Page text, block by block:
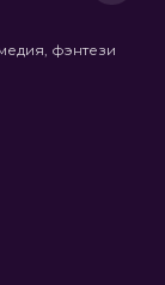
фэнтези